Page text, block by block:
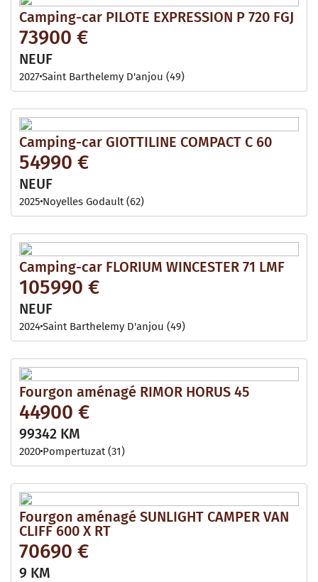
Camping-car PILOTE EXPRESSION P 720 FGJ
73900 €
NEUF
2027Saint Barthelemy D'anjou (49)
Camping-car GIOTTILINE COMPACT C 60
54990 €
NEUF
2025 Noyelles Godault (62)
Camping-car FLORIUM WINCESTER 71 LMF
105990 €
NEUF
2024Saint Barthelemy D'anjou (49)
Fourgon aménagé RIMOR HORUS 45
44900 €
99342 KM
2020 Pompertuzat (31)
Fourgon aménagé SUNLIGHT CAMPER VAN
CLIFF 600 X RT
70690 €
9 KM